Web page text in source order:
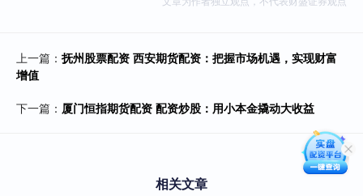
上一篇： 抚州股票配资 西安期货配资：把握市场机遇，实现财富
增值
下一篇： 厦门恒指期货配资 配资炒股：用小本金撬动大收益
相关文章